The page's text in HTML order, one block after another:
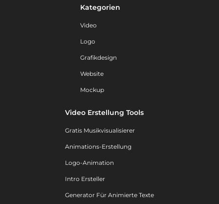
Kategorien
Video
Logo
Grafikdesign
Website
Mockup
Video Erstellung Tools
Gratis Musikvisualisierer
Animations-Erstellung
Logo-Animation
Intro Ersteller
Generator Für Animierte Texte